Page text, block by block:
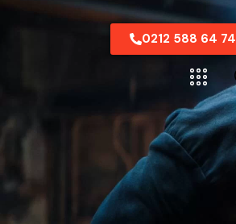
0212 588 64 74